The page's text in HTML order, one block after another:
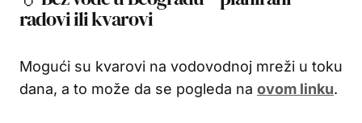
radovi ili kvarovi
Mogući su kvarovi na vodovodnoj mreži u toku
dana, a to može da se pogleda na ovom linku.